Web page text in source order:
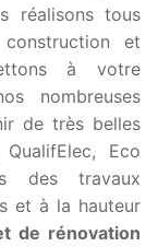
réalisons tous
et
à votre
nombreuses
de très belles
Eco
des travaux
et à la hauteur
de rénovation